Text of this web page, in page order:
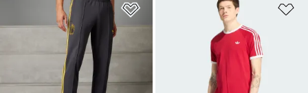
Añadir a la lista de deseos